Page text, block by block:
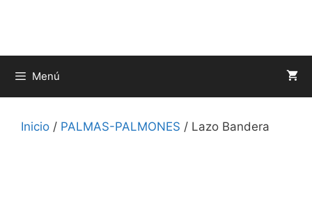
Menú
Inicio / PALMAS-PALMONES / Lazo Bandera